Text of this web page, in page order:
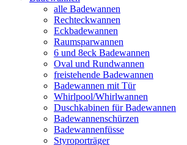
alle Badewannen
Rechteckwannen
Eckbadewannen
Raumsparwannen
6 und 8eck Badewannen
Oval und Rundwannen
freistehende Badewannen
Badewannen mit Tür
Whirlpool/Whirlwannen
Duschkabinen für Badewannen
Badewannenschürzen
Badewannenfüsse
Styroporträger